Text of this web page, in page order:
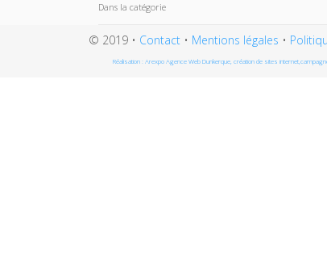
Dans la catégorie
© 2019 • Contact • Mentions légales •
Réalisation : Arexpo Agence Web Dunkerque, création de sites